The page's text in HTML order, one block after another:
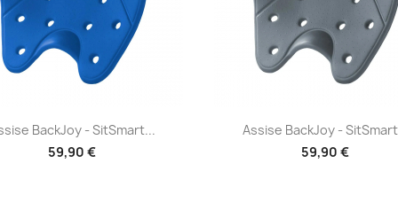
 Aperçu rapide
BackJoy - SitSmart...
59,90 €
 Aperçu rapide
Assise BackJoy -
59,90 €